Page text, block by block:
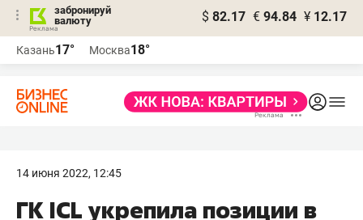
забронируй
валюту
$ 82.17 € 94.84 ¥ 12.17
Казань17° Москва18°
14 июня 2022, 12:45
ГК ICL укрепила позиции в